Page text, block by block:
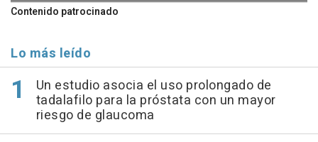
Contenido patrocinado
Lo más leído
Un estudio asocia el uso prolongado de
tadalafilo para la próstata con un mayor
riesgo de glaucoma